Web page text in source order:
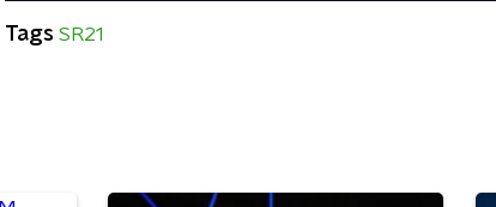
Tags SR21